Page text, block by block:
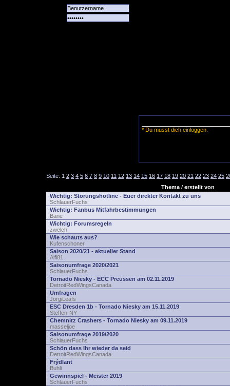
* Du musst dich einloggen.
Seite: 1 2 3 4 5 6 7 8 9 10 11 12 13 14 15 16 17 18 19 20 21 22 23 24 25
Thema / erstellt von
Wichtig: Störungshotline - Euer direkter Kontakt zu uns
SchlauerFuchs
Wichtig: Fanbus Mitfahrbestimmungen
Bane
Wichtig: Forumsregeln
zwelch
Wie schauts aus?
Kufenschoner
Saison 2020/21 - aktueller Stand
Alfi81
Saisonumfrage 2020/2021
SchlauerFuchs
Tornado Niesky - ECC Preussen am 02.11.2019
DetroitRedWingsCanada
Umfragen
JörgiLeafs
ESC Dresden 1b - Tornado Niesky am 15.11.2019
Steffen-NY
Chemnitz Crashers - Tornado Niesky am 09.11.2019
masseljoe
Saisonumfrage 2019/2020
SchlauerFuchs
Schön dass Ihr wieder da seid
DetroitRedWingsCanada
Frýdlant
Buhli
Gewinnspiel - Meister 2019
SchlauerFuchs